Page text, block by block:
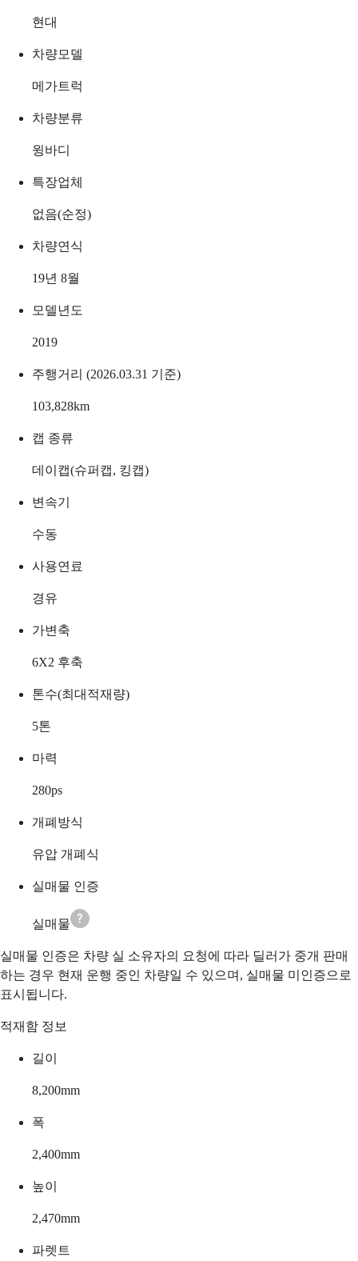
현대
차량모델
메가트럭
차량분류
윙바디
특장업체
없음(순정)
차량연식
19년 8월
모델년도
2019
주행거리 (2026.03.31 기준)
103,828km
캡 종류
데이캡(슈퍼캡, 킹캡)
변속기
수동
사용연료
경유
가변축
6X2 후축
톤수(최대적재량)
5톤
마력
280ps
개폐방식
유압 개폐식
실매물 인증
실매물
실매물 인증은 차량 실 소유자의 요청에 따라 딜러가 중개 판매
하는 경우 현재 운행 중인 차량일 수 있으며, 실매물 미인증으로
표시됩니다.
적재함 정보
길이
8,200mm
폭
2,400mm
높이
2,470mm
파렛트